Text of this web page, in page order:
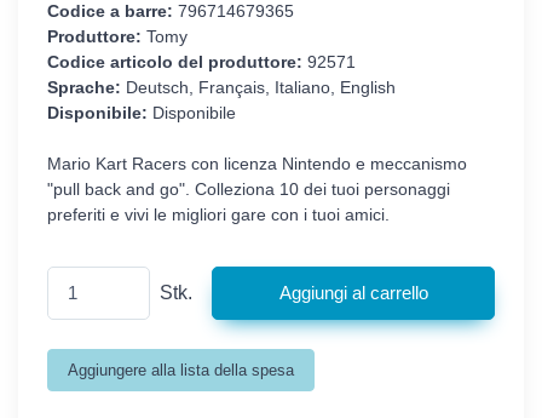
Codice a barre: 796714679365
Produttore: Tomy
Codice articolo del produttore: 92571
Sprache: Deutsch, Français, Italiano, English
Disponibile: Disponibile
Mario Kart Racers con licenza Nintendo e meccanismo
"pull back and go". Colleziona 10 dei tuoi personaggi
preferiti e vivi le migliori gare con i tuoi amici.
Stk.